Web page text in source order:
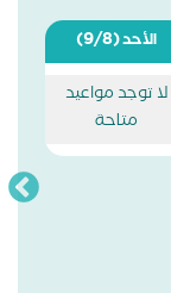
الأحد(9/8)
لا توجد مواعيد
متاحة